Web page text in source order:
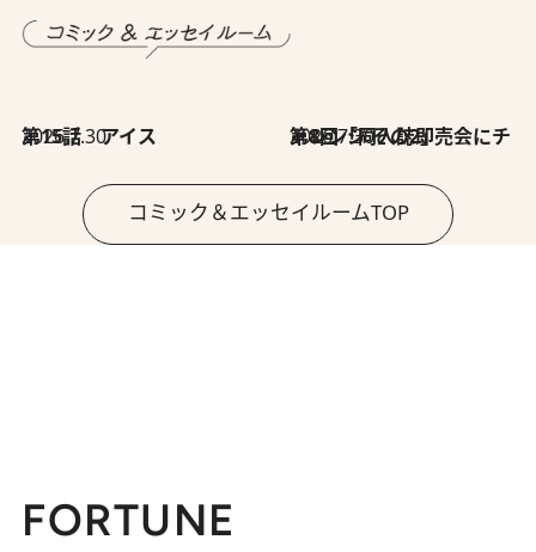
2026.7.30
第15話 アイス 2026.7.30
第8回「同人誌即売会にチャレンジ その2」
コミック＆エッセイルームTOP
FORTUNE